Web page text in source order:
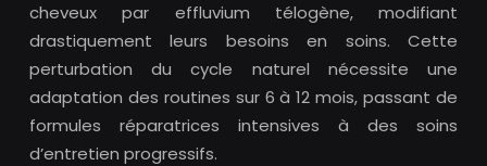
cheveux par effluvium télogène, modifiant
drastiquement leurs besoins en soins. Cette
perturbation du cycle naturel nécessite une
adaptation des routines sur 6 à 12 mois, passant de
formules réparatrices intensives à des soins
d’entretien progressifs.